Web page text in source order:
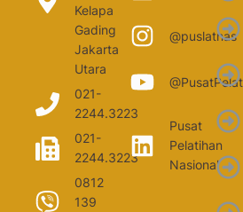
Kelapa
Gading
Jakarta
Utara
021-
2244.3223
021-
2244.3223
0812
139
@puslatnas
Pusat
Pelatihan
Nasional